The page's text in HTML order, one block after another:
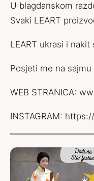
U blagdanskom
Svaki LEART
LEART ukrasi i
Posjeti me na
WEB STRANICA:
INSTAGRAM: